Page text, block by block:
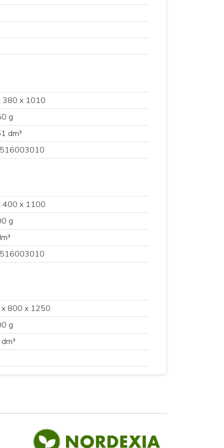
380 x 1010
g
dm³
400 x 1100
g
800 x 1250
g